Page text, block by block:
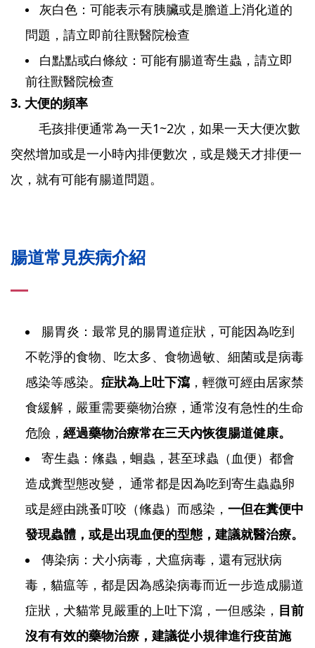
灰白色：可能表示有胰臟或是膽道上消化道的
問題，請立即前往獸醫院檢查
白點點或白條紋：可能有腸道寄生蟲， 請立即
前往獸醫院檢查
3. 大便的頻率
毛孩排便通常為一天1~2次，如果一天大便次數
突然增加或是一小時內排便數次，或是幾天才排便一
次，就有可能有腸道問題。
腸道常見疾病介紹
腸胃炎：最常見的腸胃道症狀，可能因為吃到
不乾淨的食物、吃太多、食物過敏、細菌或是病毒
感染等感染。 症狀為上吐下瀉 ，輕微可經由居家禁
食緩解，嚴重需要藥物治療，通常沒有急性的生命
危險， 經過藥物治療常在三天內恢復腸道健康。
寄生蟲：絛蟲，蛔蟲，甚至球蟲（血便）都會
造成糞型態改變， 通常都是因為吃到寄生蟲蟲卵
或是經由跳蚤叮咬（絛蟲）而感染， 一但在糞便中
發現蟲體，或是出現血便的型態，建議就醫治療。
傳染病：犬小病毒，犬瘟病毒，還有冠狀病
毒，貓瘟等，都是因為感染病毒而近一步造成腸道
症狀，犬貓常見嚴重的上吐下瀉，一但感染， 目前
沒有有效的藥物治療，建議從小規律進行疫苗施